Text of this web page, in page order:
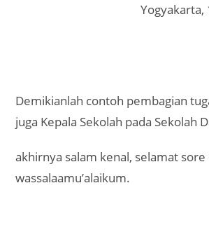
Yogyakarta,
Demikianlah contoh pembagian
juga Kepala Sekolah pada Sekolah
akhirnya salam kenal, selamat sore
wassalaamu’alaikum.